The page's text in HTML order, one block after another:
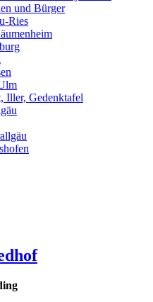
und Bürger
Ries
Iller, Gedenktafel